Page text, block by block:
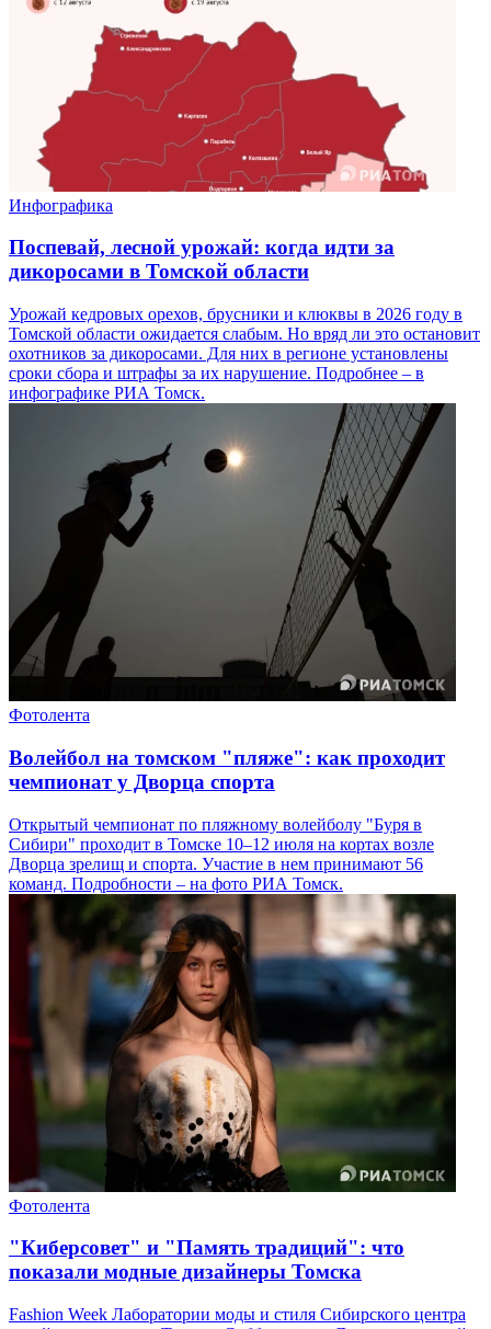
Инфографика
Поспевай, лесной урожай: когда идти за
дикоросами в Томской области
Урожай кедровых орехов, брусники и клюквы в 2026 году в
Томской области ожидается слабым. Но вряд ли это остановит
охотников за дикоросами. Для них в регионе установлены
сроки сбора и штрафы за их нарушение. Подробнее – в
инфографике РИА Томск.
Фотолента
Волейбол на томском "пляже": как проходит
чемпионат у Дворца спорта
Открытый чемпионат по пляжному волейболу "Буря в
Сибири" проходит в Томске 10–12 июля на кортах возле
Дворца зрелищ и спорта. Участие в нем принимают 56
команд. Подробности – на фото РИА Томск.
Фотолента
"Киберсовет" и "Память традиций": что
показали модные дизайнеры Томска
Fashion Week Лаборатории моды и стиля Сибирского центра